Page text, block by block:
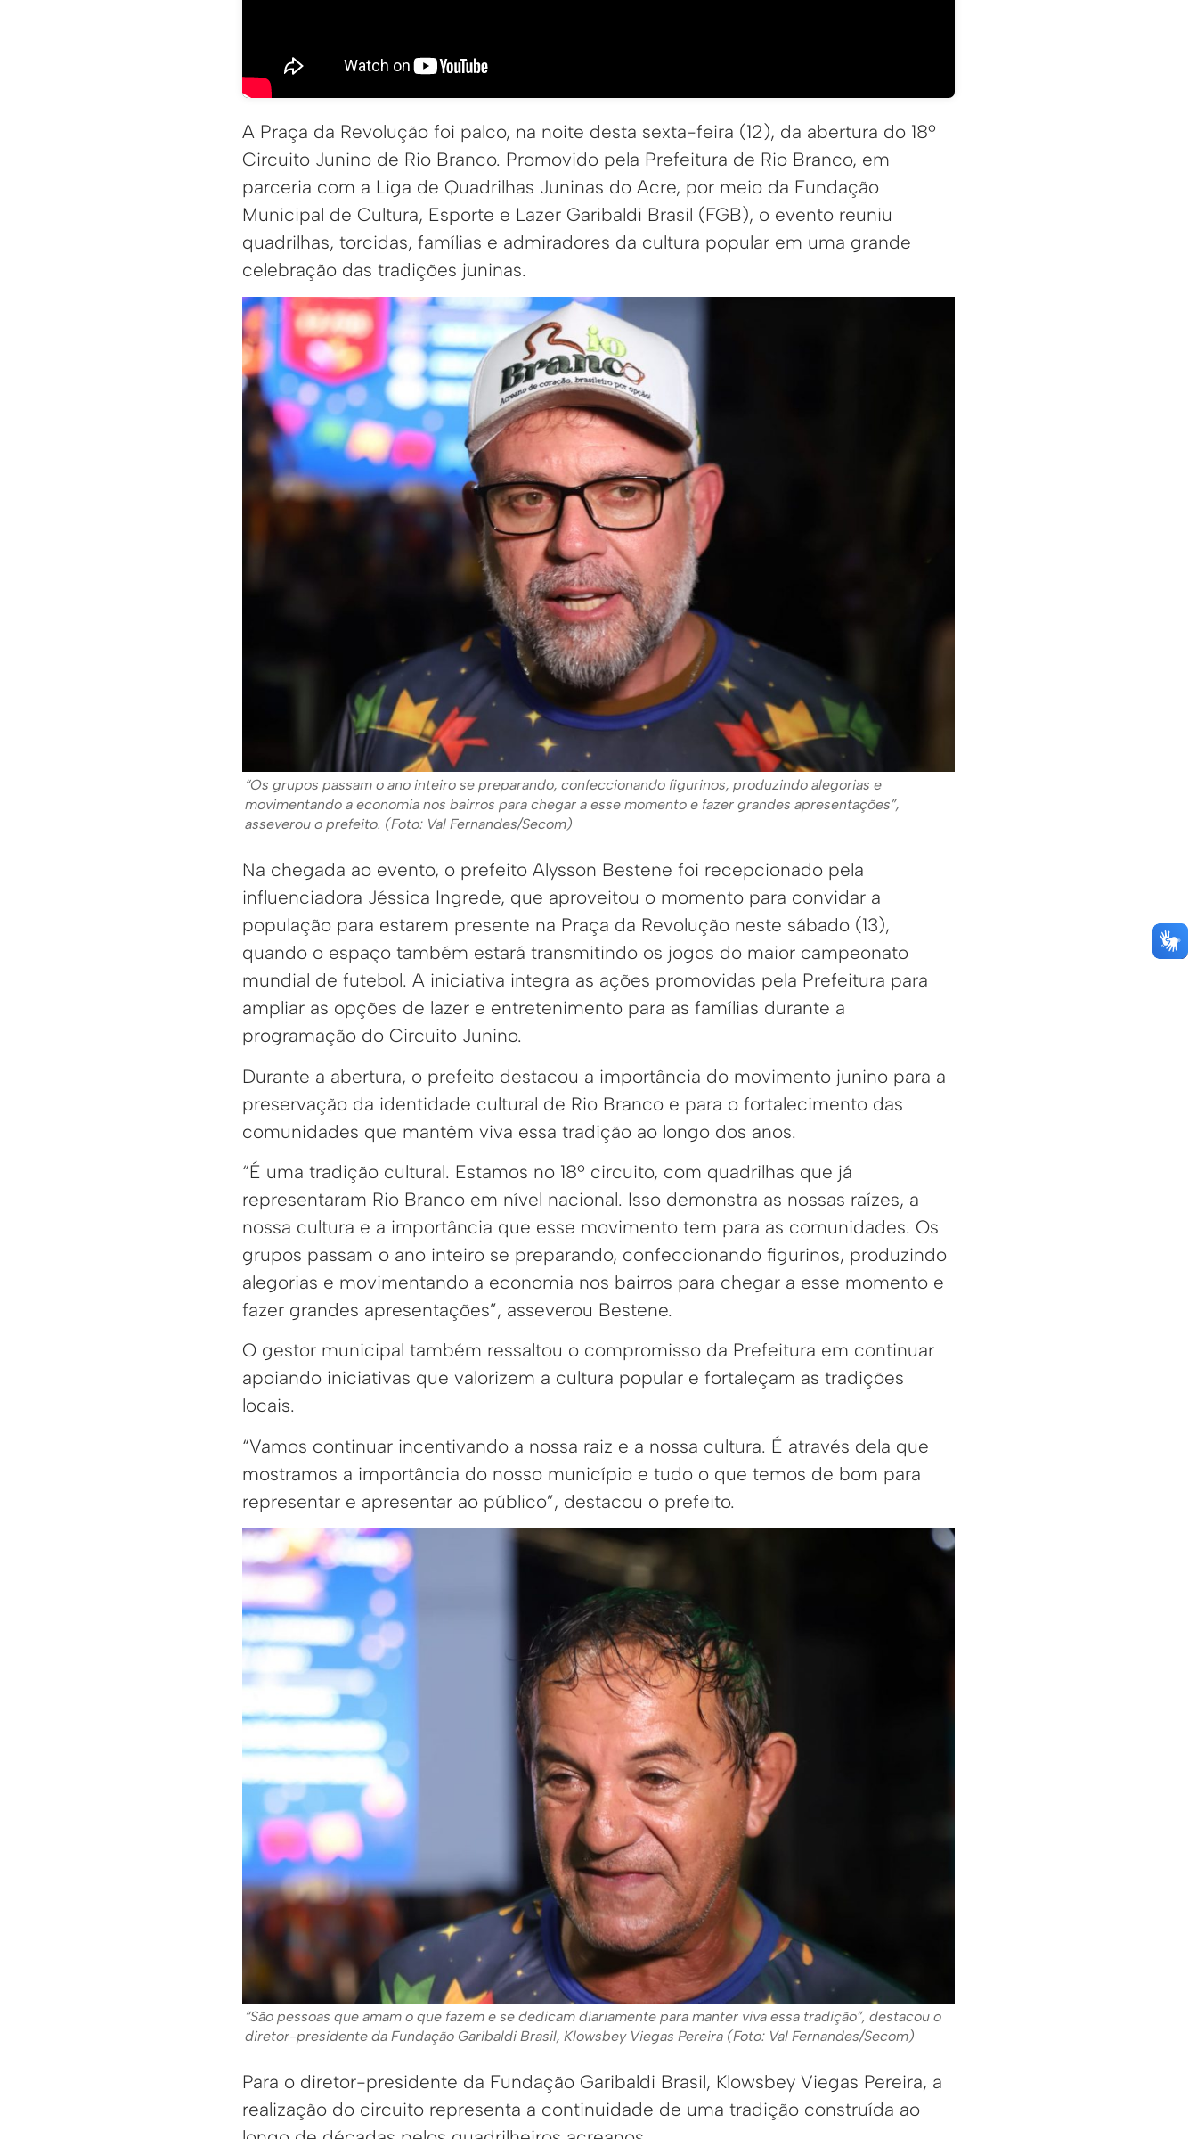
A Praça da Revolução foi palco, na noite desta sexta-feira (12), da abertura do 18º
Circuito Junino de Rio Branco. Promovido pela Prefeitura de Rio Branco, em
parceria com a Liga de Quadrilhas Juninas do Acre, por meio da Fundação
Municipal de Cultura, Esporte e Lazer Garibaldi Brasil (FGB), o evento reuniu
quadrilhas, torcidas, famílias e admiradores da cultura popular em uma grande
celebração das tradições juninas.
“Os grupos passam o ano inteiro se preparando, confeccionando figurinos, produzindo alegorias e
movimentando a economia nos bairros para chegar a esse momento e fazer grandes apresentações”,
asseverou o prefeito. (Foto: Val Fernandes/Secom)
Na chegada ao evento, o prefeito Alysson Bestene foi recepcionado pela
influenciadora Jéssica Ingrede, que aproveitou o momento para convidar a
população para estarem presente na Praça da Revolução neste sábado (13),
quando o espaço também estará transmitindo os jogos do maior campeonato
mundial de futebol. A iniciativa integra as ações promovidas pela Prefeitura para
ampliar as opções de lazer e entretenimento para as famílias durante a
programação do Circuito Junino.
Durante a abertura, o prefeito destacou a importância do movimento junino para a
preservação da identidade cultural de Rio Branco e para o fortalecimento das
comunidades que mantêm viva essa tradição ao longo dos anos.
“É uma tradição cultural. Estamos no 18º circuito, com quadrilhas que já
representaram Rio Branco em nível nacional. Isso demonstra as nossas raízes, a
nossa cultura e a importância que esse movimento tem para as comunidades. Os
grupos passam o ano inteiro se preparando, confeccionando figurinos, produzindo
alegorias e movimentando a economia nos bairros para chegar a esse momento e
fazer grandes apresentações”, asseverou Bestene.
O gestor municipal também ressaltou o compromisso da Prefeitura em continuar
apoiando iniciativas que valorizem a cultura popular e fortaleçam as tradições
locais.
“Vamos continuar incentivando a nossa raiz e a nossa cultura. É através dela que
mostramos a importância do nosso município e tudo o que temos de bom para
representar e apresentar ao público”, destacou o prefeito.
“São pessoas que amam o que fazem e se dedicam diariamente para manter viva essa tradição”, destacou o
diretor-presidente da Fundação Garibaldi Brasil, Klowsbey Viegas Pereira (Foto: Val Fernandes/Secom)
Para o diretor-presidente da Fundação Garibaldi Brasil, Klowsbey Viegas Pereira, a
realização do circuito representa a continuidade de uma tradição construída ao